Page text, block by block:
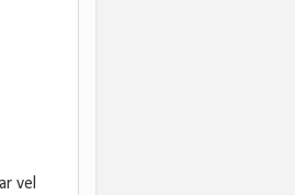
vel